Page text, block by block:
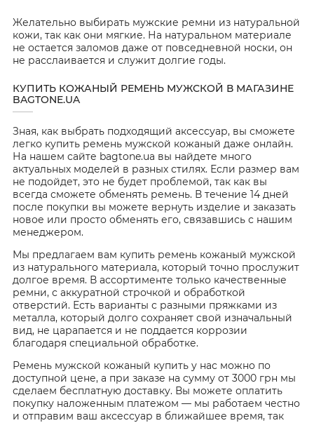
Желательно выбирать мужские ремни из натуральной
кожи, так как они мягкие. На натуральном материале
не остается заломов даже от повседневной носки, он
не расслаивается и служит долгие годы.
КУПИТЬ КОЖАНЫЙ РЕМЕНЬ МУЖСКОЙ В МАГАЗИНЕ
BAGTONE.UA
Зная, как выбрать подходящий аксессуар, вы сможете
легко купить ремень мужской кожаный даже онлайн.
На нашем сайте bagtone.ua вы найдете много
актуальных моделей в разных стилях. Если размер вам
не подойдет, это не будет проблемой, так как вы
всегда сможете обменять ремень. В течение 14 дней
после покупки вы можете вернуть изделие и заказать
новое или просто обменять его, связавшись с нашим
менеджером.
Мы предлагаем вам купить ремень кожаный мужской
из натурального материала, который точно прослужит
долгое время. В ассортименте только качественные
ремни, с аккуратной строчкой и обработкой
отверстий. Есть варианты с разными пряжками из
металла, который долго сохраняет свой изначальный
вид, не царапается и не поддается коррозии
благодаря специальной обработке.
Ремень мужской кожаный купить у нас можно по
доступной цене, а при заказе на сумму от 3000 грн мы
сделаем бесплатную доставку. Вы можете оплатить
покупку наложенным платежом — мы работаем честно
и отправим ваш аксессуар в ближайшее время, так